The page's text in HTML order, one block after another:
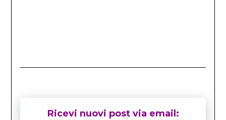
Ricevi nuovi post via email: